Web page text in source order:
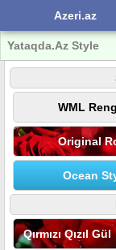
Azeri.az
Yataqda.Az Style
WML
Original
Ocean
Qırmızı Qızıl Gül